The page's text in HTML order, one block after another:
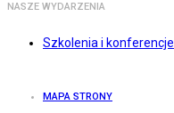
NASZE WYDARZENIA
Szkolenia i konferencje
MAPA STRONY